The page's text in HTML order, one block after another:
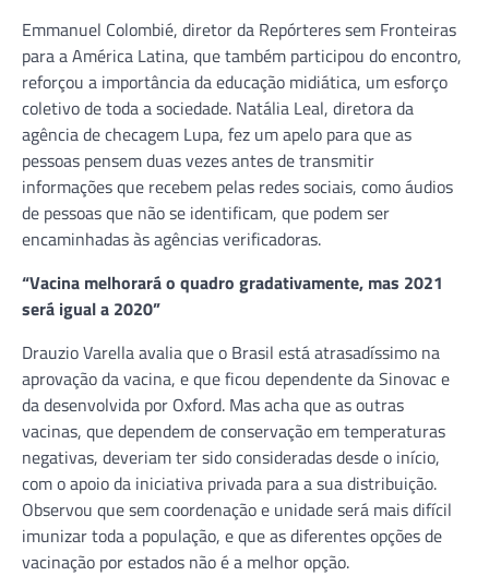
Emmanuel Colombié, diretor da Repórteres sem Fronteiras
para a América Latina, que também participou do encontro,
reforçou a importância da educação midiática, um esforço
coletivo de toda a sociedade. Natália Leal, diretora da
agência de checagem Lupa, fez um apelo para que as
pessoas pensem duas vezes antes de transmitir
informações que recebem pelas redes sociais, como áudios
de pessoas que não se identificam, que podem ser
encaminhadas às agências verificadoras.
“Vacina melhorará o quadro gradativamente, mas 2021
será igual a 2020”
Drauzio Varella avalia que o Brasil está atrasadíssimo na
aprovação da vacina, e que ficou dependente da Sinovac e
da desenvolvida por Oxford. Mas acha que as outras
vacinas, que dependem de conservação em temperaturas
negativas, deveriam ter sido consideradas desde o início,
com o apoio da iniciativa privada para a sua distribuição.
Observou que sem coordenação e unidade será mais difícil
imunizar toda a população, e que as diferentes opções de
vacinação por estados não é a melhor opção.